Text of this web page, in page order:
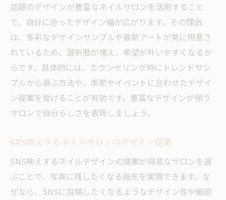
話題のデザインが豊富なネイルサロンを活用すること
で、自分に合ったデザイン幅が広がります。その理由
は、多彩なデザインサンプルや最新アートが常に用意さ
れているため、選択肢が増え、希望が叶いやすくなるか
らです。具体的には、カウンセリング時にトレンドサン
プルから選ぶ方法や、季節やイベントに合わせたデザイ
ン提案を受けることが有効です。豊富なデザインが揃う
サロンで自分らしさを表現しましょう。
SNS映えするネイルサロンのデザイン提案
SNS映えするネイルデザインの提案が得意なサロンを選
ぶことで、写真に残したくなる指先を実現できます。な
ぜなら、SNSに投稿したくなるようなデザイン性や細部